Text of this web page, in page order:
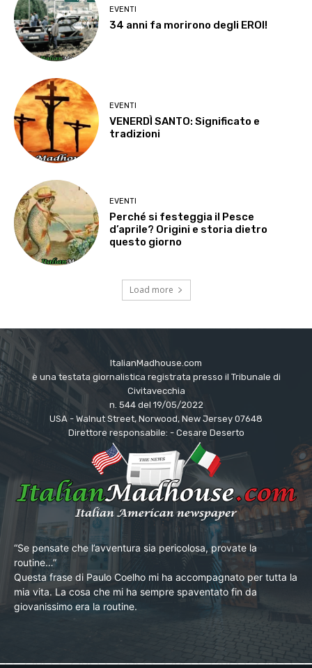
EVENTI
34 anni fa morirono degli EROI!
EVENTI
VENERDÌ SANTO: Significato e
tradizioni
EVENTI
Perché si festeggia il Pesce
d’aprile? Origini e storia dietro
questo giorno
Load more
ItalianMadhouse.com
è una testata giornalistica registrata presso il Tribunale di
Civitavecchia
n. 544 del 19/05/2022
USA - Walnut Street, Norwood, New Jersey 07648
Direttore responsabile: - Cesare Deserto
“Se pensate che l’avventura sia pericolosa, provate la
routine…”
Questa frase di Paulo Coelho mi ha accompagnato per tutta la
mia vita. La cosa che mi ha sempre spaventato fin da
giovanissimo era la routine.